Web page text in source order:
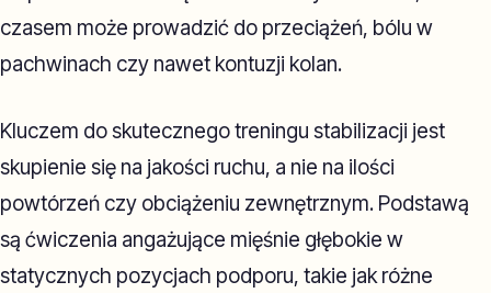
czasem może prowadzić do przeciążeń, bólu w
pachwinach czy nawet kontuzji kolan.
Kluczem do skutecznego treningu stabilizacji jest
skupienie się na jakości ruchu, a nie na ilości
powtórzeń czy obciążeniu zewnętrznym. Podstawą
są ćwiczenia angażujące mięśnie głębokie w
statycznych pozycjach podporu, takie jak różne